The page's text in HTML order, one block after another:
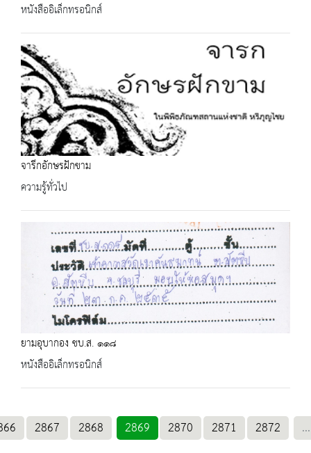
หนังสืออิเล็กทรอนิกส์
จารึกอักษรฝักขาม
ความรู้ทั่วไป
ยามอุบากอง ชบ.ส. ๑๑๘
หนังสืออิเล็กทรอนิกส์
2867 2868 2869 2870 2871 2872 ...